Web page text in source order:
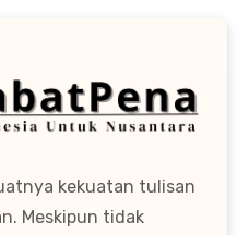
kekuatan tulisan
Meskipun tidak